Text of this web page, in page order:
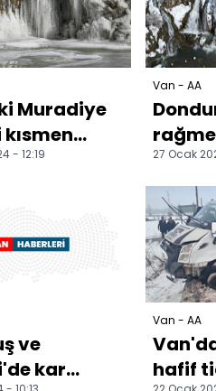
Muradiye
- 12:19
Van - AA
27 Ocak
ve
kar
Van - AA
hafif